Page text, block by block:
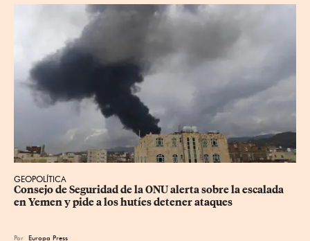
GEOPOLÍTICA
Consejo de Seguridad de la ONU alerta sobre la escalada
en Yemen y pide a los hutíes detener ataques
Por Europa Press